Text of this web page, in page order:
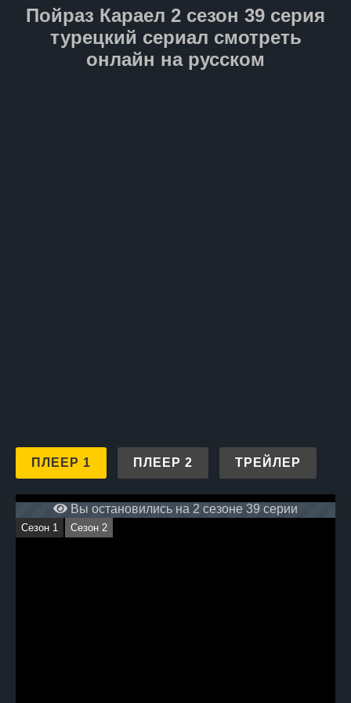
путешествие станет для него
не только проверкой силы
духа, но и свидетельством
настоящего отцовского
мужества.
Пойраз Караел 2 сезон 39 серия
турецкий сериал смотреть
онлайн на русском
ПЛЕЕР 1 ПЛЕЕР 2 ТРЕЙЛЕР
Вы остановились на 2 сезоне 39 серии
Сезон 1 Сезон 2